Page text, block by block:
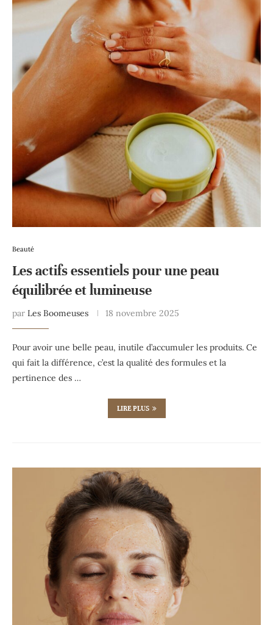
Beauté
Les actifs essentiels pour une peau
équilibrée et lumineuse
par Les Boomeuses 18 novembre 2025
Pour avoir une belle peau, inutile d’accumuler les produits. Ce
qui fait la différence, c’est la qualité des formules et la
pertinence des …
LIRE PLUS